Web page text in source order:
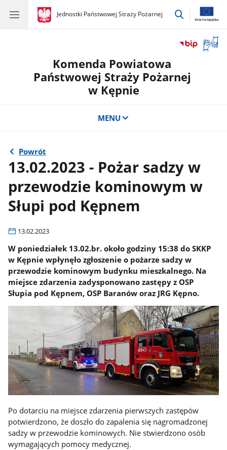
gov.pl
Jednostki Państwowej Straży Pożarnej
gov.pl
Jednostki
przejdź
okno
Komenda Powiatowa
Państwowej Straży Pożarnej
w Kępnie
MENU
Powrót
13.02.2023 - Pożar sadzy w
przewodzie kominowym w
Słupi pod Kępnem
13.02.2023
W poniedziałek 13.02.br. około godziny 15:38 do SKKP
w Kępnie wpłynęło zgłoszenie o pożarze sadzy w
przewodzie kominowym budynku mieszkalnego. Na
miejsce zdarzenia zadysponowano zastępy z OSP
Słupia pod Kępnem, OSP Baranów oraz JRG Kępno.
Po dotarciu na miejsce zdarzenia pierwszych zastępów
potwierdzono, że doszło do zapalenia się nagromadzonej
sadzy w przewodzie kominowych. Nie stwierdzono osób
wymagających pomocy medycznej.